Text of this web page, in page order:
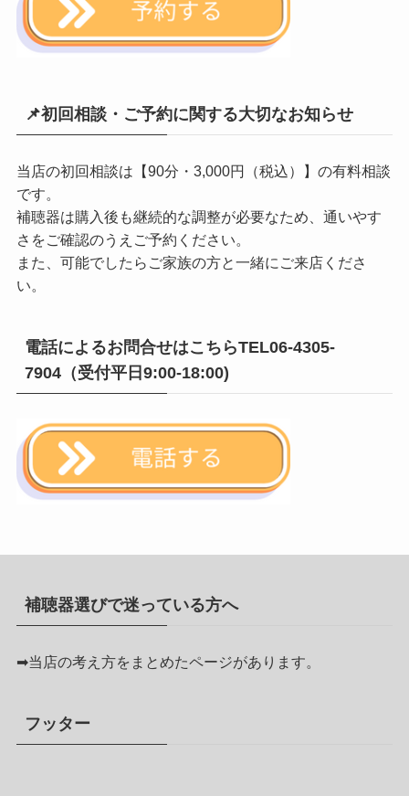
📌初回相談・ご予約に関する大切なお知らせ
当店の初回相談は【90分・3,000円（税込）】の有料相談
です。
補聴器は購入後も継続的な調整が必要なため、通いやす
さをご確認のうえご予約ください。
また、可能でしたらご家族の方と一緒にご来店くださ
い。
電話によるお問合せはこちらTEL06-4305-
7904（受付平日9:00-18:00)
補聴器選びで迷っている方へ
➡当店の考え方をまとめたページがあります。
フッター